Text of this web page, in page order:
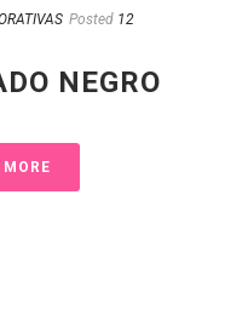
Posted 12
NEGRO
MORE